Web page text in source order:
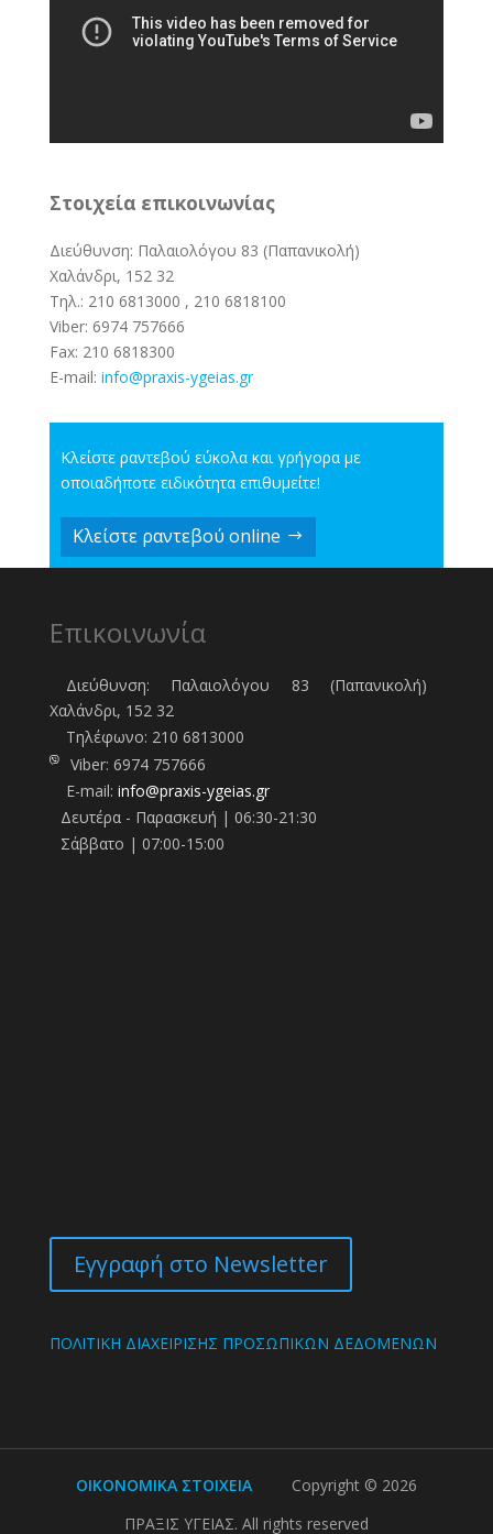
Στοιχεία επικοινωνίας
Διεύθυνση: Παλαιολόγου 83 (Παπανικολή)
Χαλάνδρι, 152 32
Τηλ.: 210 6813000 , 210 6818100
Viber: 6974 757666
Fax: 210 6818300
E-mail: info@praxis-ygeias.gr
Κλείστε ραντεβού εύκολα και γρήγορα με
οποιαδήποτε ειδικότητα επιθυμείτε!
Κλείστε ραντεβού online
Επικοινωνία
Διεύθυνση: Παλαιολόγου 83 (Παπανικολή)
Χαλάνδρι, 152 32
Τηλέφωνo: 210 6813000
Viber: 6974 757666
E-mail: info@praxis-ygeias.gr
Δευτέρα - Παρασκευή | 06:30-21:30
Σάββατο | 07:00-15:00
Εγγραφή στο Newsletter
ΠΟΛΙΤΙΚΗ ΔΙΑΧΕΙΡΙΣΗΣ ΠΡΟΣΩΠΙΚΩΝ ΔΕΔΟΜΕΝΩΝ
ΟΙΚΟΝΟΜΙΚΑ ΣΤΟΙΧΕΙΑCopyright © 2026
ΠΡΑΞΙΣ ΥΓΕΙΑΣ. All rights reserved